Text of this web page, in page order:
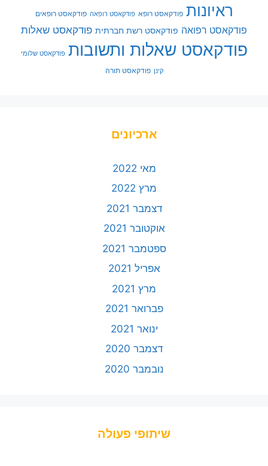
ראיונות פודקאסט רופא פודקאסט רופאה פודקאסט רופאים
פודקאסט רפואה פודקאסט רשת חברתית פודקאסט שאלות
פודקאסט שאלות ותשובות פודקאסט שלומי
קינן פודקאסט תורה
ארכיונים
מאי 2022
מרץ 2022
דצמבר 2021
אוקטובר 2021
ספטמבר 2021
אפריל 2021
מרץ 2021
פברואר 2021
ינואר 2021
דצמבר 2020
נובמבר 2020
שיתופי פעולה